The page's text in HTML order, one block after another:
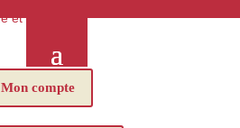
Mon compte